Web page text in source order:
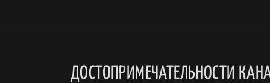
ДОСТОПРИМЕЧАТЕЛЬНОСТИ